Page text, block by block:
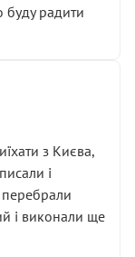
радити
з Києва,
і
і виконали ще